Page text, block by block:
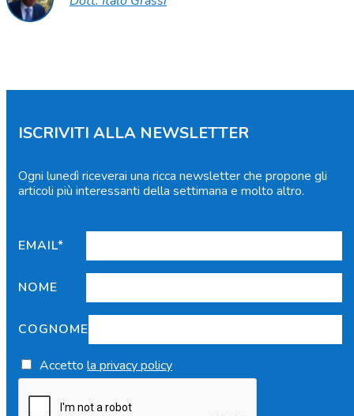
ISCRIVITI ALLA NEWSLETTER
Ogni lunedì riceverai una ricca newsletter che propone gli
articoli più interessanti della settimana e molto altro.
EMAIL*
NOME
COGNOME
Accetto la privacy policy